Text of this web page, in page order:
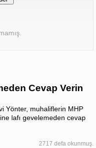
Cevap Verin
Yönter, muhaliflerin MHP
lafı gevelemeden cevap
2717 defa okunmuş.